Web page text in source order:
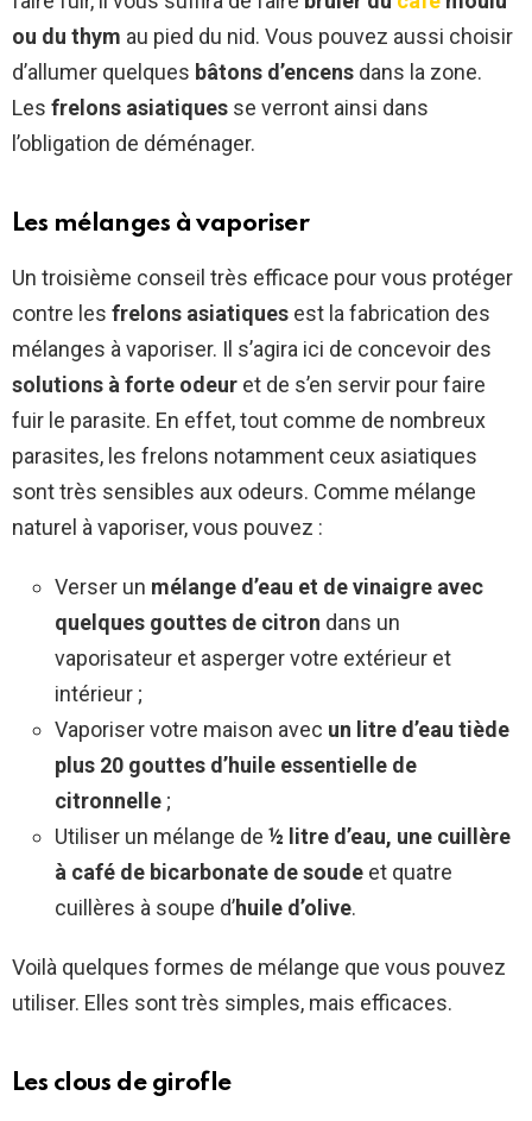
obligation et prise en charge l
État#environnement
pic.twitter.com/BkRKDLYSL9
— Françoise Duchemin
ou du thym au pied du nid. Vous pouvez aussi choisir
d’allumer quelques bâtons d’encens dans la zone.
Les frelons asiatiques se verront ainsi dans
l’obligation de déménager.
Les mélanges à vaporiser
Un troisième conseil très efficace pour vous protéger
contre les frelons asiatiques est la fabrication des
mélanges à vaporiser. Il s’agira ici de concevoir des
solutions à forte odeur et de s’en servir pour faire
fuir le parasite. En effet, tout comme de nombreux
parasites, les frelons notamment ceux asiatiques
sont très sensibles aux odeurs. Comme mélange
naturel à vaporiser, vous pouvez :
Verser un mélange d’eau et de vinaigre avec
quelques gouttes de citron dans un
vaporisateur et asperger votre extérieur et
intérieur ;
Vaporiser votre maison avec un litre d’eau tiède
plus 20 gouttes d’huile essentielle de
citronnelle ;
Utiliser un mélange de ½ litre d’eau, une cuillère
à café de bicarbonate de soude et quatre
cuillères à soupe d’huile d’olive.
Voilà quelques formes de mélange que vous pouvez
utiliser. Elles sont très simples, mais efficaces.
Les clous de girofle